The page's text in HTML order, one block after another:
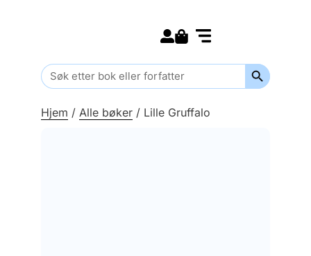
Search
for:
Search
Hjem / Alle bøker / Lille Gruffalo